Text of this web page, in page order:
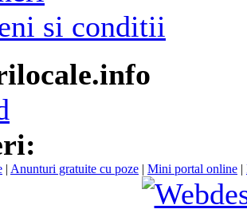
si conditii
| Anunturi gratuite cu poze | Mini portal online |